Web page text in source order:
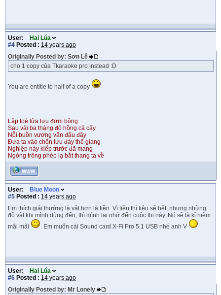
User:
Hai Lúa
#4 Posted : 14 years ago
Originally Posted by: Sơn Lê
cho 1 copy của Tkaraoke pro instead :D
You are entitle to half of a copy
Lập loè lửa lựu đơm bông
Sau vài ba tháng đỏ hồng cả cây
Nỗi buồn vương vấn đâu đây
Đưa ta vào chốn lưu đày thế giang
Nghiệp này kiếp trước đã mang
Ngóng trông phép lạ bắt thang ta về
WWW
User:
Blue Moon
#5 Posted : 14 years ago
Em thích giải thưởng là vật hơn là tiền. Vì tiền thì tiêu sẽ hết, nhưng những
đồ vật khi mình dùng đến, thì mình lại nhớ đến cuộc thi này. Nó sẽ là kỉ niệm
mãi mãi
. Em muốn cái Sound card X-Fi Pro 5.1 USB nhé anh V
User:
Hai Lúa
#6 Posted : 14 years ago
Originally Posted by: Mr Lonely